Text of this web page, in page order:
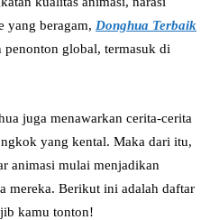
yang beragam, Donghua Terbaik
penonton global, termasuk di
juga menawarkan cerita-cerita
yang kental. Maka dari itu,
animasi mulai menjadikan
mereka. Berikut ini adalah daftar
kamu tonton!